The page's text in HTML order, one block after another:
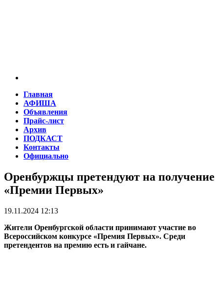
Главная
АФИША
Объявления
Прайс-лист
Архив
ПОДКАСТ
Контакты
Официально
Оренбуржцы претендуют на получение
«Премии Первых»
19.11.2024 12:13
Жители Оренбургской области принимают участие во
Всероссийском конкурсе «Премия Первых». Среди
претендентов на премию есть и гайчане.